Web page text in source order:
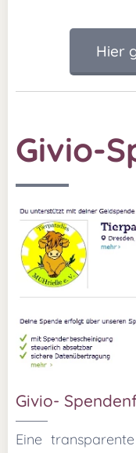
Hier
Givio-
Givio-
Eine